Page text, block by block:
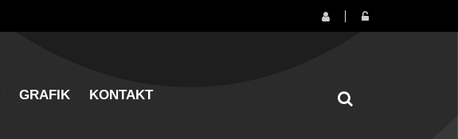
GRAFIK KONTAKT